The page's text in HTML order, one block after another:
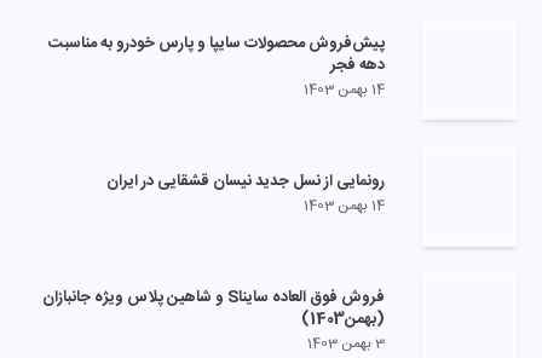
پیش‌فروش محصولات سایپا و پارس خودرو به مناسبت
دهه فجر
14 بهمن 1403
رونمایی از نسل جدید نیسان قشقایی در ایران
14 بهمن 1403
فروش فوق العاده سایناS و شاهین پلاس ویژه جانبازان
(بهمن1403)
3 بهمن 1403